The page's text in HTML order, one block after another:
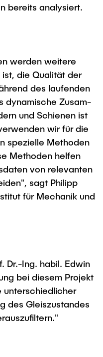
&
des FSP
und Technologie
bereits analysiert.
werden weitere
ist, die Qualität der
des laufenden
dynamische Zusam­
und Schienen ist
wir für die
spezielle Methoden
Methoden helfen
von relevanten
sagt Philipp
für Mechanik und
Dr.-Ing. habil. Edwin
bei diesem Projekt
unterschiedlicher
des Gleiszustandes